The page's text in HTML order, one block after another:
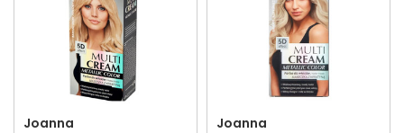
Joanna Joanna